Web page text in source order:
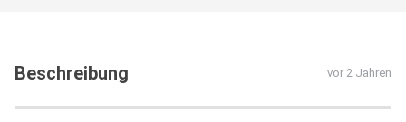
Beschreibung vor 2 Jahren